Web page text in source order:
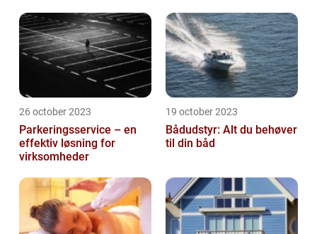
26 october 2023
Parkeringsservice – en
effektiv løsning for
virksomheder
19 october 2023
Bådudstyr: Alt du behøver
til din båd